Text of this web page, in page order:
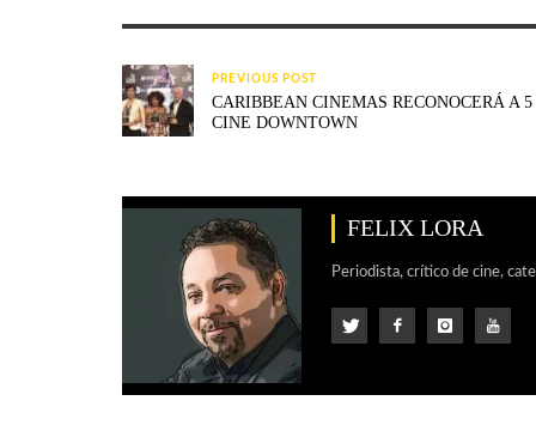
PREVIOUS POST
CARIBBEAN CINEMAS RECONOCERÁ A
CINE DOWNTOWN
FELIX LORA
Periodista, crítico de cine,